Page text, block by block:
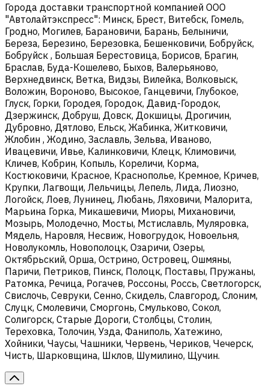
Города доставки транспортной компанией ООО
"Автолайтэкспресс": Минск, Брест, Витебск, Гомель,
Гродно, Могилев, Барановичи, Барань, Белыничи,
Береза, Березино, Березовка, Бешенковичи, Бобруйск,
Бобруйск , Большая Берестовица, Борисов, Брагин,
Браслав, Буда-Кошелево, Быхов, Валерьяново,
Верхнедвинск, Ветка, Видзы, Вилейка, Волковыск,
Воложин, Вороново, Высокое, Ганцевичи, Глубокое,
Глуск, Горки, Городея, Городок, Давид-Городок,
Дзержинск, Добруш, Довск, Докшицы, Дрогичин,
Дубровно, Дятлово, Ельск, Жабинка, Житковичи,
Жлобин , Жодино, Заславль, Зельва, Иваново,
Ивацевичи, Ивье, Калинковичи, Клецк, Климовичи,
Кличев, Кобрин, Копыль, Кореличи, Корма,
Костюковичи, Красное, Краснополье, Кремное, Кричев,
Крупки, Лагвощи, Лельчицы, Лепель, Лида, Лиозно,
Логойск, Лоев, Лунинец, Любань, Ляховичи, Малорита,
Марьина Горка, Микашевичи, Миоры, Михановичи,
Мозырь, Молодечно, Мосты, Мстиславль, Муляровка,
Мядель, Наровля, Несвиж, Новогрудок, Новоельня,
Новолукомль, Новополоцк, Озаричи, Озеры,
Октябрьский, Орша, Острино, Островец, Ошмяны,
Паричи, Петриков, Пинск, Полоцк, Поставы, Пружаны,
Ратомка, Речица, Рогачев, Россоны, Россь, Светлогорск,
Свислочь, Севруки, Сенно, Скидель, Славгород, Слоним,
Слуцк, Смолевичи, Сморгонь, Смульково, Сокол,
Солигорск, Старые Дороги, Столбцы, Столин,
Тереховка, Толочин, Узда, Фаниполь, Хатежино,
Хойники, Чаусы, Чашники, Червень, Чериков, Чечерск,
Чисть, Шарковщина, Шклов, Шумилино, Щучин.